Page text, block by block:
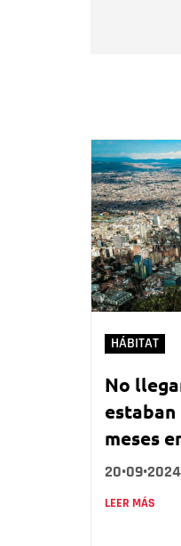
HÁBITAT
No
meses
20•09•2024
LEER MÁS